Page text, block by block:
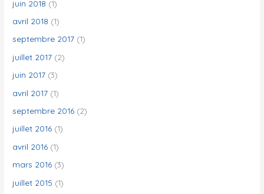
juin 2018 (1)
avril 2018 (1)
septembre 2017 (1)
juillet 2017 (2)
juin 2017 (3)
avril 2017 (1)
septembre 2016 (2)
juillet 2016 (1)
avril 2016 (1)
mars 2016 (3)
juillet 2015 (1)